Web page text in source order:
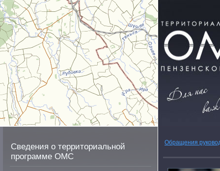
Сведения о территориальной
программе ОМС
Обращения